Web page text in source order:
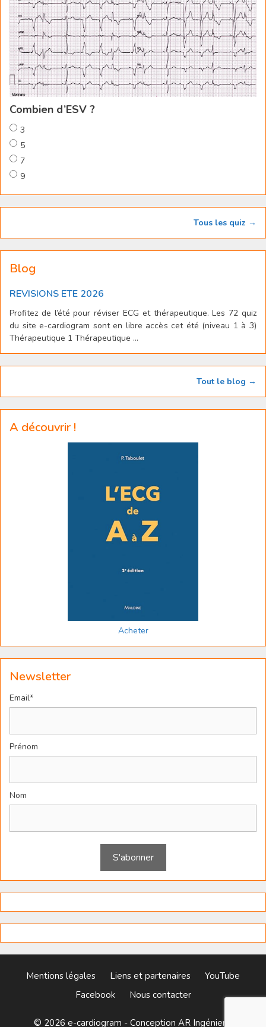
Combien d’ESV ?
3
5
7
9
Tous les quiz →
Blog
REVISIONS ETE 2026
Profitez de l’été pour réviser ECG et thérapeutique. Les 72 quiz
du site e-cardiogram sont en libre accès cet été (niveau 1 à 3)
Thérapeutique 1 Thérapeutique ...
Tout le blog →
A découvrir !
Acheter
Newsletter
Email*
Prénom
Nom
Mentions légales Liens et partenaires
YouTube
Facebook
Nous contacter
© 2026 e-cardiogram - Conception AR Ingénierie